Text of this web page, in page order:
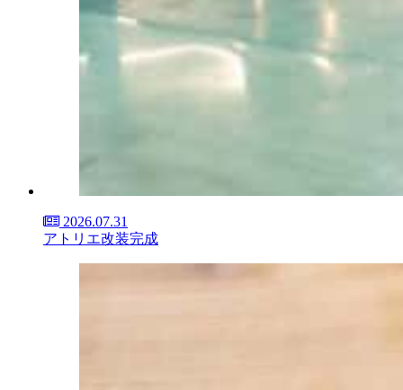
2026.07.31
アトリエ改装完成